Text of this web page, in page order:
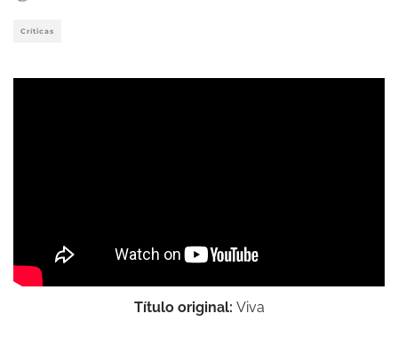
Críticas
Título original: Viva